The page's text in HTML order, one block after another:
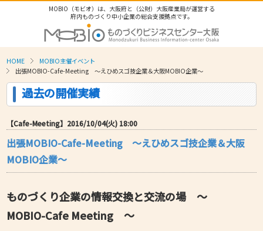
MOBIO（モビオ）は、大阪府と（公財）大阪産業局が運営する
府内ものづくり中小企業の総合支援拠点です。
HOME
MOBIO主催イベント
出張MOBIO-Cafe-Meeting ～えひめスゴ技企業＆大阪MOBIO企業～
過去の開催実績
【Cafe-Meeting】2016/10/04(火) 18:00
出張MOBIO-Cafe-Meeting ～えひめスゴ技企業＆大阪
MOBIO企業～
ものづくり企業の情報交換と交流の場 ～
MOBIO-Cafe Meeting ～